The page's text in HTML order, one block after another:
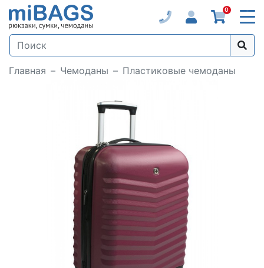
0
Главная Чемоданы Пластиковые чемоданы